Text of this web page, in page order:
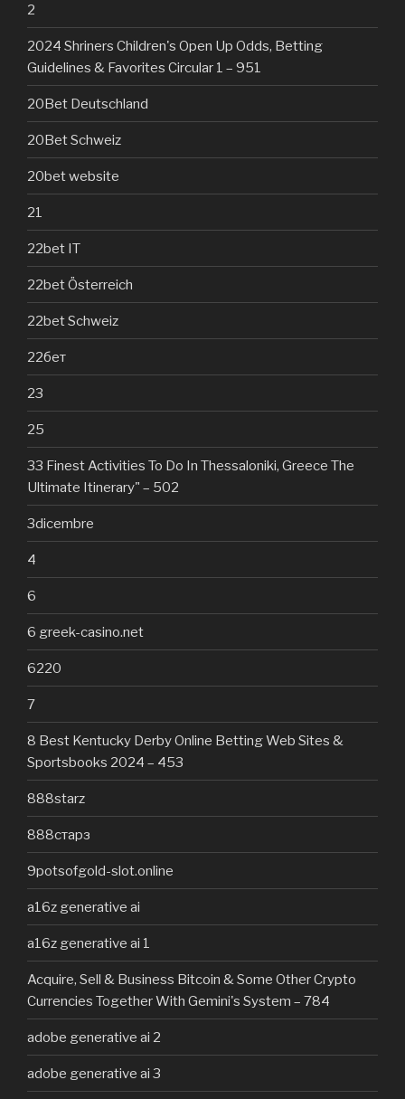
2
2024 Shriners Children's Open Up Odds, Betting
Guidelines & Favorites Circular 1 – 951
20Bet Deutschland
20Bet Schweiz
20bet website
21
22bet IT
22bet Österreich
22bet Schweiz
22бет
23
25
33 Finest Activities To Do In Thessaloniki, Greece The
Ultimate Itinerary" – 502
3dicembre
4
6
6 greek-casino.net
6220
7
8 Best Kentucky Derby Online Betting Web Sites &
Sportsbooks 2024 – 453
888starz
888старз
9potsofgold-slot.online
a16z generative ai
a16z generative ai 1
Acquire, Sell & Business Bitcoin & Some Other Crypto
Currencies Together With Gemini's System – 784
adobe generative ai 2
adobe generative ai 3